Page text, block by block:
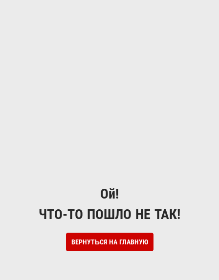
Ой!
ЧТО-ТО ПОШЛО НЕ ТАК!
ВЕРНУТЬСЯ НА ГЛАВНУЮ